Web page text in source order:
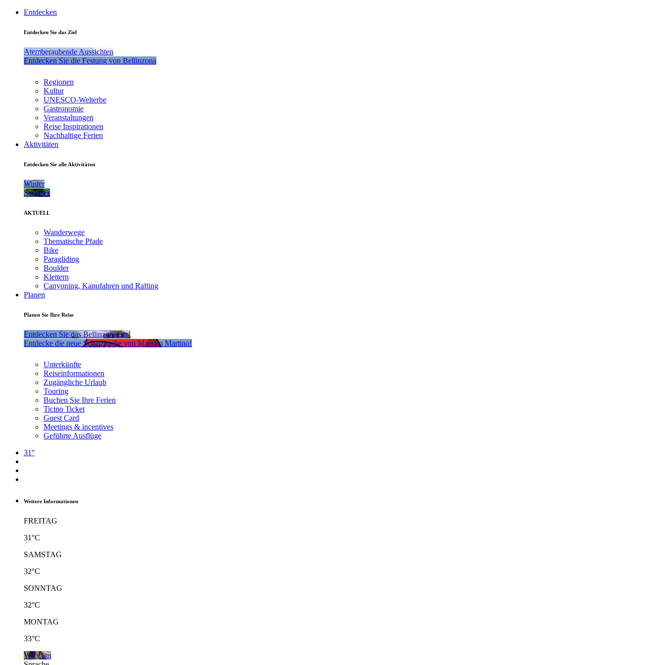
Entdecken
Entdecken Sie das Ziel
Atemberaubende Aussichten
Entdecken Sie die Festung von Bellinzona
Regionen
Kultur
UNESCO-Welterbe
Gastronomie
Veranstaltungen
Reise Inspirationen
Nachhaltige Ferien
Aktivitäten
Entdecken Sie alle Aktivitäten
Winter
Sommer
AKTUELL
Wanderwege
Thematische Pfade
Bike
Paragliding
Boulder
Klettern
Canyoning, Kanufahren und Rafting
Planen
Planen Sie Ihre Reise
Entdecken Sie das BellinzonaCar!
Entdecke die neue Schatzsuche von Maestro Martino!
Unterkünfte
Reiseinformationen
Zugängliche Urlaub
Touring
Buchen Sie Ihre Ferien
Ticino Ticket
Guest Card
Meetings & incentives
Geführte Ausflüge
31°
Weitere Informationen
FREITAG
31°C
SAMSTAG
32°C
SONNTAG
32°C
MONTAG
33°C
Webcam